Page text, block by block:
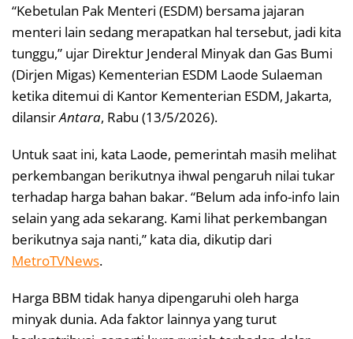
“Kebetulan Pak Menteri (ESDM) bersama jajaran
menteri lain sedang merapatkan hal tersebut, jadi kita
tunggu,” ujar Direktur Jenderal Minyak dan Gas Bumi
(Dirjen Migas) Kementerian ESDM Laode Sulaeman
ketika ditemui di Kantor Kementerian ESDM, Jakarta,
dilansirAntara, Rabu (13/5/2026).
Untuk saat ini, kata Laode, pemerintah masih melihat
perkembangan berikutnya ihwal pengaruh nilai tukar
terhadap harga bahan bakar. “Belum ada info-info lain
selain yang ada sekarang. Kami lihat perkembangan
berikutnya saja nanti,” kata dia, dikutip dari
MetroTVNews.
Harga BBM tidak hanya dipengaruhi oleh harga
minyak dunia. Ada faktor lainnya yang turut